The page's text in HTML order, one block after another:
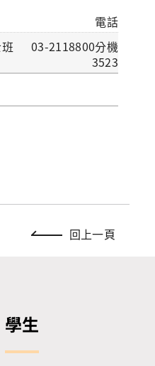
電話
03-2118800分機
3523
回上一頁
學生